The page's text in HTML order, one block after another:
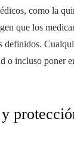
como la
que los
definidos.
o incluso poner